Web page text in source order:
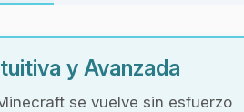
y Avanzada
se vuelve sin esfuerzo